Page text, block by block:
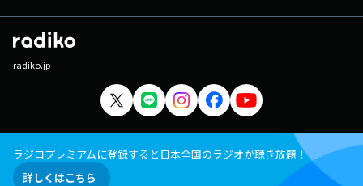
radiko.jp
ラジコプレミアムに登録すると日本全国のラジオが聴き放題！
詳しくはこちら